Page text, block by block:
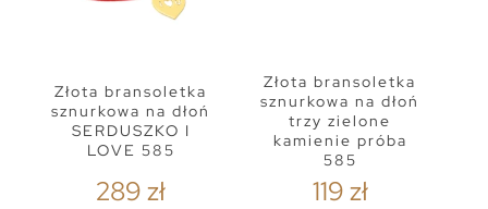
Złota bransoletka
sznurkowa na dłoń
SERDUSZKO I
LOVE 585
289 zł
Złota bransoletka
sznurkowa na dłoń
trzy zielone
kamienie próba
585
119 zł